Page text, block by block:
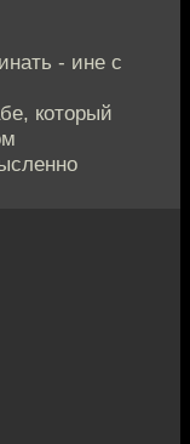
- ине с
который